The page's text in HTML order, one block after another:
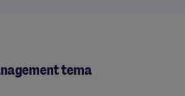
tema